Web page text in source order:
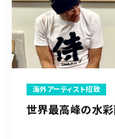
海外アーティスト招致
世界最高峰の水